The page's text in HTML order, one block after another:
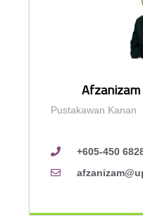
Afzanizam
Pustakawan Kanan
+605-450